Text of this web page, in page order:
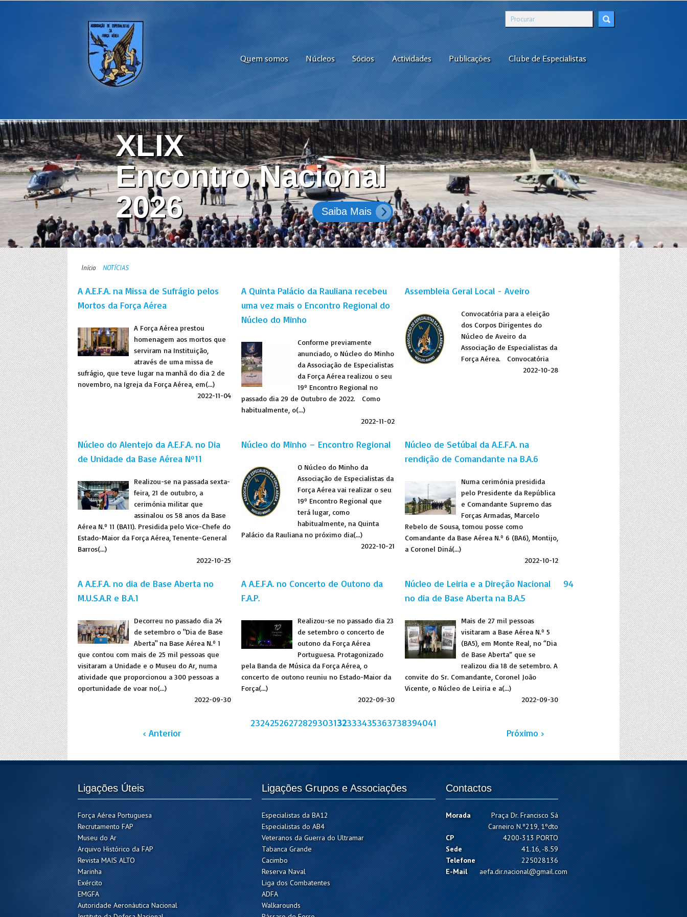
Quem somos Núcleos Sócios Actividades Publicações Clube de Especialistas
XLIX
Encontro Nacional
2026
Saiba Mais
Início NOTÍCIAS
A A.E.F.A. na Missa de Sufrágio pelos
Mortos da Força Aérea
A Força Aérea prestou
homenagem aos mortos que
serviram na Instituição,
através de uma missa de
sufrágio, que teve lugar na manhã do dia 2 de
novembro, na Igreja da Força Aérea, em(...)
2022-11-04
A Quinta Palácio da Rauliana recebeu
uma vez mais o Encontro Regional do
Núcleo do Minho
Conforme previamente
anunciado, o Núcleo do Minho
da Associação de Especialistas
da Força Aérea realizou o seu
19º Encontro Regional no
passado dia 29 de Outubro de 2022. Como
habitualmente, o(...)
2022-11-02
Assembleia Geral Local - Aveiro
Convocatória para a eleição
dos Corpos Dirigentes do
Núcleo de Aveiro da
Associação de Especialistas da
Força Aérea. Convocatória
2022-10-28
Núcleo do Alentejo da A.E.F.A. no Dia
de Unidade da Base Aérea Nº11
Realizou-se na passada sexta-
feira, 21 de outubro, a
cerimónia militar que
assinalou os 58 anos da Base
Aérea N.º 11 (BA11). Presidida pelo Vice-Chefe do
Estado-Maior da Força Aérea, Tenente-General
Barros(...)
2022-10-25
Núcleo do Minho – Encontro Regional
O Núcleo do Minho da
Associação de Especialistas da
Força Aérea vai realizar o seu
19º Encontro Regional que
terá lugar, como
habitualmente, na Quinta
Palácio da Rauliana no próximo dia(...)
2022-10-21
Núcleo de Setúbal da A.E.F.A. na
rendição de Comandante na B.A.6
Numa cerimónia presidida
pelo Presidente da República
e Comandante Supremo das
Forças Armadas, Marcelo
Rebelo de Sousa, tomou posse como
Comandante da Base Aérea N.º 6 (BA6), Montijo,
a Coronel Diná(...)
2022-10-12
A A.E.F.A. no dia de Base Aberta no
M.U.S.A.R e B.A.1
Decorreu no passado dia 24
de setembro o "Dia de Base
Aberta" na Base Aérea N.º 1
que contou com mais de 25 mil pessoas que
visitaram a Unidade e o Museu do Ar, numa
atividade que proporcionou a 300 pessoas a
oportunidade de voar no(...)
2022-09-30
A A.E.F.A. no Concerto de Outono da
F.A.P.
Realizou-se no passado dia 23
de setembro o concerto de
outono da Força Aérea
Portuguesa. Protagonizado
pela Banda de Música da Força Aérea, o
concerto de outono reuniu no Estado-Maior da
Força(...)
2022-09-30
Núcleo de Leiria e a Direção Nacional
no dia de Base Aberta na B.A.5
Mais de 27 mil pessoas
visitaram a Base Aérea N.º 5
(BA5), em Monte Real, no “Dia
de Base Aberta” que se
realizou dia 18 de setembro. A
convite do Sr. Comandante, Coronel João
Vicente, o Núcleo de Leiria e a(...)
2022-09-30
94
‹ Anterior
23242526272829303132333435363738394041
Próximo ›
Ligações Úteis
Força Aérea Portuguesa
Recrutamento FAP
Museu do Ar
Arquivo Histórico da FAP
Revista MAIS ALTO
Marinha
Exército
EMGFA
Autoridade Aeronáutica Nacional
Ligações Grupos e Associações
Especialistas da BA12
Especialistas do AB4
Veteranos da Guerra do Ultramar
Tabanca Grande
Cacimbo
Reserva Naval
Liga dos Combatentes
ADFA
Walkarounds
Contactos
Morada
Praça Dr. Francisco Sá
Carneiro N.º219, 1ºdto
CP
4200-313 PORTO
Sede
41.16, -8.59
Telefone
225028136
E-Mail
aefa.dir.nacional@gmail.com